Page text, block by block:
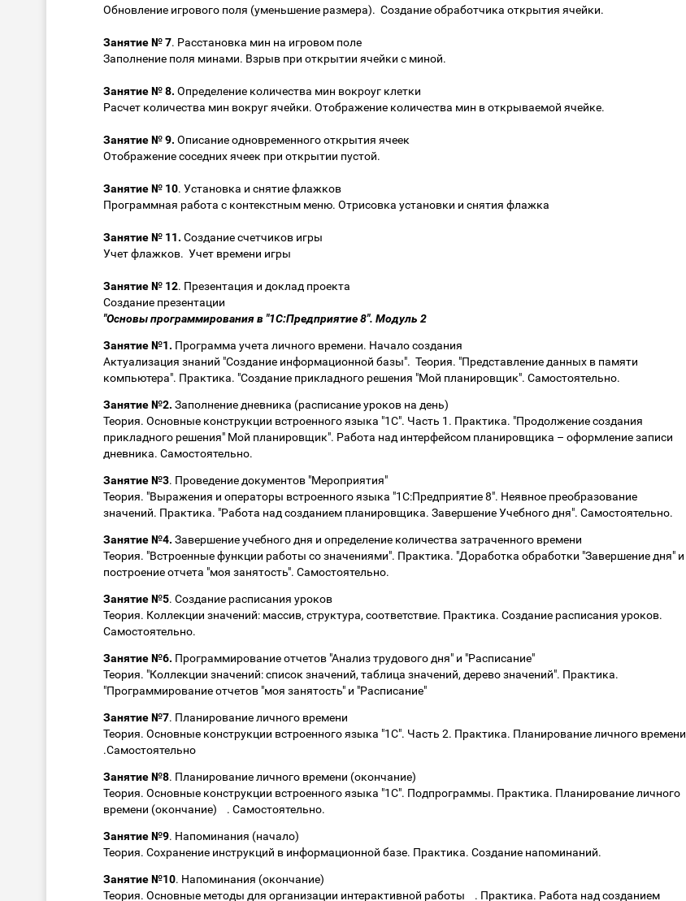
Обновление игрового поля (уменьшение размера). Создание обработчика открытия ячейки.
Занятие № 7. Расстановка мин на игровом поле
Заполнение поля минами. Взрыв при открытии ячейки с миной.
Занятие № 8. Определение количества мин вокроуг клетки
Расчет количества мин вокруг ячейки. Отображение количества мин в открываемой ячейке.
Занятие № 9. Описание одновременного открытия ячеек
Отображение соседних ячеек при открытии пустой.
Занятие № 10. Установка и снятие флажков
Программная работа с контекстным меню. Отрисовка установки и снятия флажка
Занятие № 11. Создание счетчиков игры
Учет флажков. Учет времени игры
Занятие № 12. Презентация и доклад проекта
Создание презентации
"Основы программирования в "1С:Предприятие 8". Модуль 2
Занятие №1. Программа учета личного времени. Начало создания
Актуализация знаний "Создание информационной базы". Теория. "Представление данных в памяти
компьютера". Практика. "Создание прикладного решения "Мой планировщик". Самостоятельно.
Занятие №2. Заполнение дневника (расписание уроков на день)
Теория. Основные конструкции встроенного языка "1С". Часть 1. Практика. "Продолжение создания
прикладного решения" Мой планировщик". Работа над интерфейсом планировщика – оформление записи
дневника. Самостоятельно.
Занятие №3. Проведение документов "Мероприятия"
Теория. "Выражения и операторы встроенного языка "1С:Предприятие 8". Неявное преобразование
значений. Практика. "Работа над созданием планировщика. Завершение Учебного дня". Самостоятельно.
Занятие №4. Завершение учебного дня и определение количества затраченного времени
Теория. "Встроенные функции работы со значениями". Практика. "Доработка обработки "Завершение дня" и
построение отчета "моя занятость". Самостоятельно.
Занятие №5. Создание расписания уроков
Теория. Коллекции значений: массив, структура, соответствие. Практика. Создание расписания уроков.
Самостоятельно.
Занятие №6. Программирование отчетов "Анализ трудового дня" и "Расписание"
Теория. "Коллекции значений: список значений, таблица значений, дерево значений". Практика.
"Программирование отчетов "моя занятость" и "Расписание"
Занятие №7. Планирование личного времени
Теория. Основные конструкции встроенного языка "1С". Часть 2. Практика. Планирование личного времени
.Самостоятельно
Занятие №8. Планирование личного времени (окончание)
Теория. Основные конструкции встроенного языка "1С". Подпрограммы. Практика. Планирование личного
времени (окончание) . Самостоятельно.
Занятие №9. Напоминания (начало)
Теория. Сохранение инструкций в информационной базе. Практика. Создание напоминаний.
Занятие №10. Напоминания (окончание)
Теория. Основные методы для организации интерактивной работы . Практика. Работа над созданием